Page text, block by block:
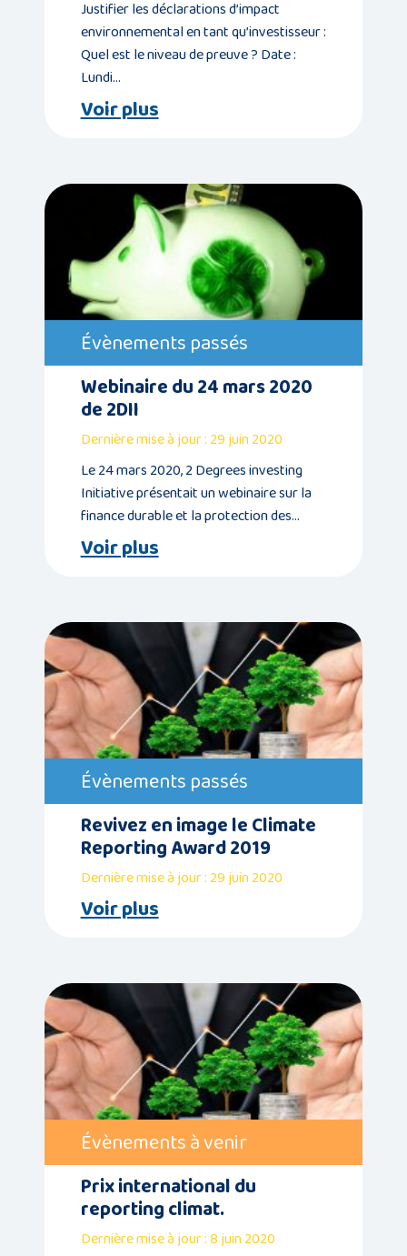
Justifier les déclarations d’impact
environnemental en tant qu’investisseur :
Quel est le niveau de preuve ? Date :
Lundi…
Voir plus
Évènements passés
Webinaire du 24 mars 2020
de 2DII
Dernière mise à jour : 29 juin 2020
Le 24 mars 2020, 2 Degrees investing
Initiative présentait un webinaire sur la
finance durable et la protection des…
Voir plus
Évènements passés
Revivez en image le Climate
Reporting Award 2019
Dernière mise à jour : 29 juin 2020
Voir plus
Évènements à venir
Prix international du
reporting climat.
Dernière mise à jour : 8 juin 2020